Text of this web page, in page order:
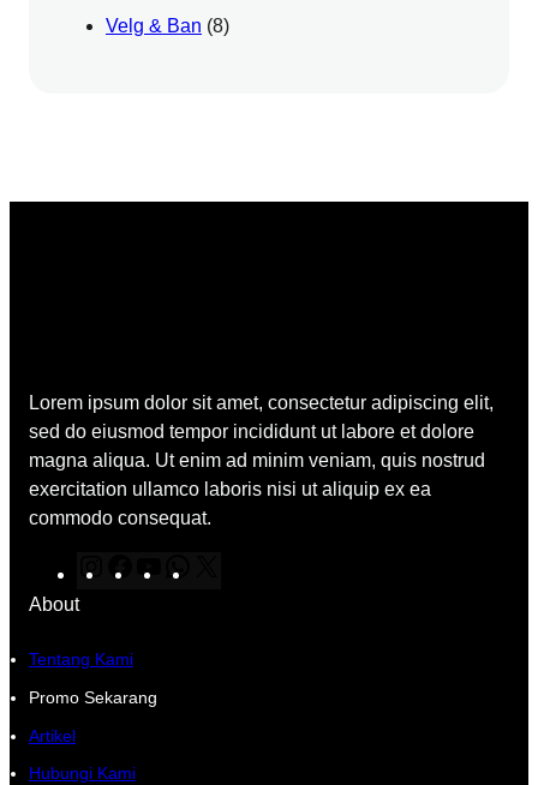
Velg & Ban (8)
Lorem ipsum dolor sit amet, consectetur adipiscing elit,
sed do eiusmod tempor incididunt ut labore et dolore
magna aliqua. Ut enim ad minim veniam, quis nostrud
exercitation ullamco laboris nisi ut aliquip ex ea
commodo consequat.
t
g
a
o
k
About
Tentang Kami
Promo Sekarang
Artikel
Hubungi Kami